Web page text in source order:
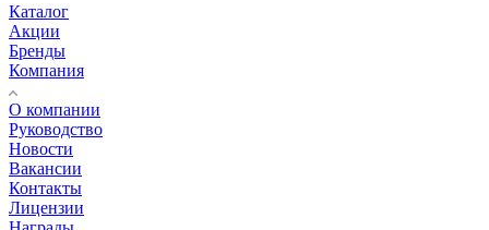
Каталог
Акции
Бренды
Компания
О компании
Руководство
Новости
Вакансии
Контакты
Лицензии